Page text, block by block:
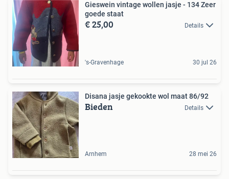
Gieswein vintage wollen jasje - 134 Zeer
goede staat
€ 25,00 Details
's-Gravenhage 30 jul 26
Disana jasje gekookte wol maat 86/92
Bieden Details
Arnhem 28 mei 26